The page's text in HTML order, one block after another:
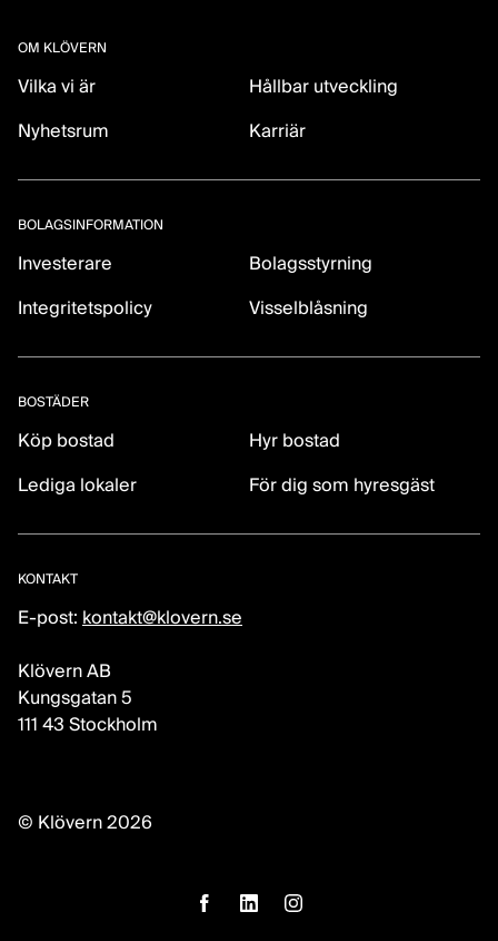
OM KLÖVERN
Vilka vi är
Hållbar utveckling
Nyhetsrum
Karriär
BOLAGSINFORMATION
Investerare
Bolagsstyrning
Integritetspolicy
Visselblåsning
BOSTÄDER
Köp bostad
Hyr bostad
Lediga lokaler
För dig som hyresgäst
KONTAKT
E-post: kontakt@klovern.se
Klövern AB
Kungsgatan 5
111 43 Stockholm
© Klövern 2026
facebooklinkedininstagram